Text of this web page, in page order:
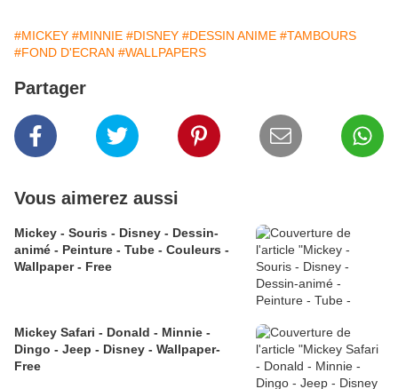
#MICKEY #MINNIE #DISNEY #DESSIN ANIME #TAMBOURS
#FOND D'ECRAN #WALLPAPERS
Partager
Vous aimerez aussi
Mickey - Souris - Disney - Dessin-
animé - Peinture - Tube - Couleurs -
Wallpaper - Free
Mickey Safari - Donald - Minnie -
Dingo - Jeep - Disney - Wallpaper-
Free